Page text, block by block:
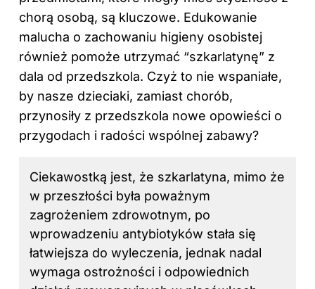
chorą osobą, są kluczowe. Edukowanie
malucha o zachowaniu higieny osobistej
również pomoże utrzymać “szkarlatynę” z
dala od przedszkola. Czyż to nie wspaniałe,
by nasze dzieciaki, zamiast chorób,
przynosiły z przedszkola nowe opowieści o
przygodach i radości wspólnej zabawy?
Ciekawostką jest, że szkarlatyna, mimo że
w przeszłości była poważnym
zagrożeniem zdrowotnym, po
wprowadzeniu antybiotyków stała się
łatwiejsza do wyleczenia, jednak nadal
wymaga ostrożności i odpowiednich